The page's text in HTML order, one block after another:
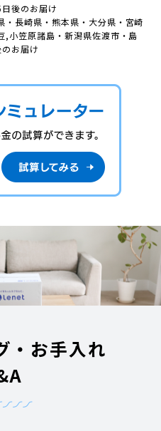
後のお届け
長崎県・熊本県・大分県・宮崎
,小笠原諸島・新潟県佐渡市・島
お届け
・お手入れ